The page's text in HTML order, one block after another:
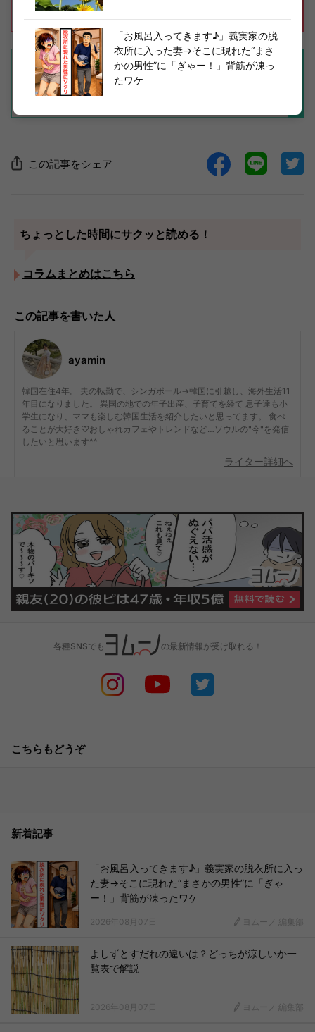
この記事をシェア
ちょっとした時間にサクッと読める！
コラムまとめはこちら
この記事を書いた人
ayamin
韓国在住4年。 夫の転勤で、シンガポール→韓国に引越し、海外生活11
年目になりました。 異国の地での年子出産、子育てを経て 息子達も小
学生になり、ママも楽しむ韓国生活を紹介したいと思ってます。 食べ
ることが大好き♡おしゃれカフェやトレンドなど…ソウルの"今"を発信
したいと思います^^
ライター詳細へ
「お風呂入ってきます♪」義実家の脱
衣所に入った妻→そこに現れた“まさ
かの男性”に「ぎゃー！」背筋が凍っ
たワケ
各種SNSでも の最新情報が受け取れる！
こちらもどうぞ
新着記事
「お風呂入ってきます♪」義実家の脱衣所に入っ
た妻→そこに現れた“まさかの男性”に「ぎゃ
ー！」背筋が凍ったワケ
2026年08月07日 ヨムーノ 編集部
よしずとすだれの違いは？どっちが涼しいか一
覧表で解説
2026年08月07日 ヨムーノ 編集部